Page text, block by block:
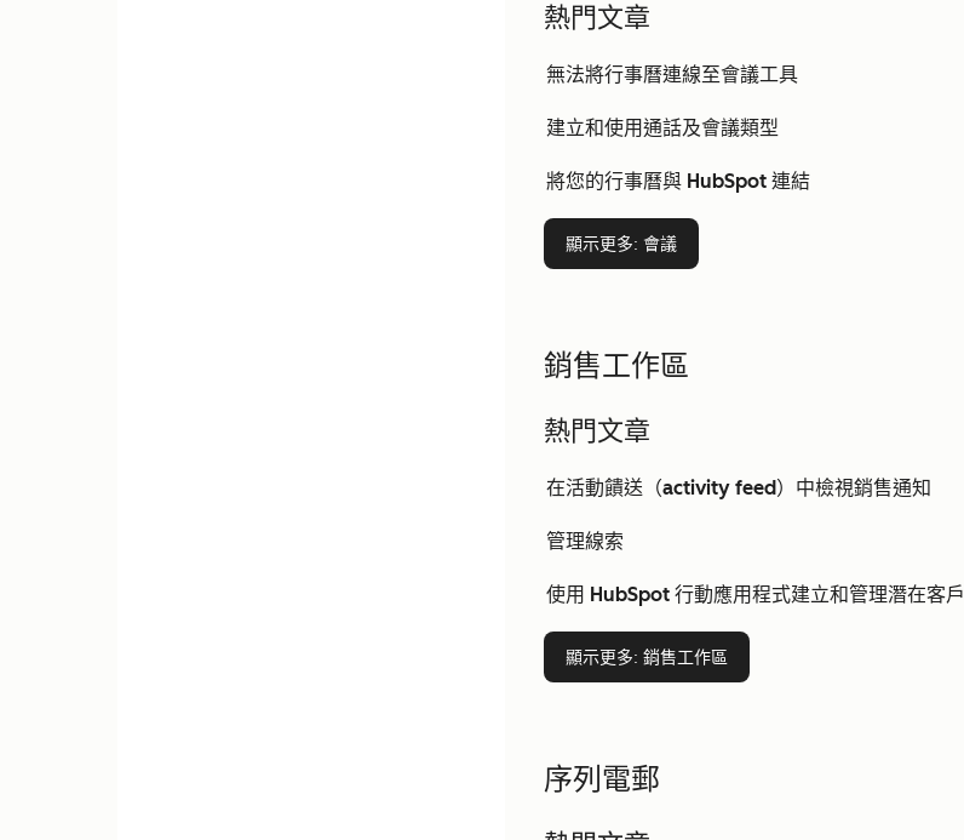
熱門文章
無法將行事曆連線至會議工具
建立和使用通話及會議類型
將您的行事曆與 HubSpot 連結
顯示更多: 會議
銷售工作區
熱門文章
在活動饋送（activity feed）中檢視銷售通知
管理線索
使用 HubSpot 行動應用程式建立和管理潛在客戶
顯示更多: 銷售工作區
序列電郵